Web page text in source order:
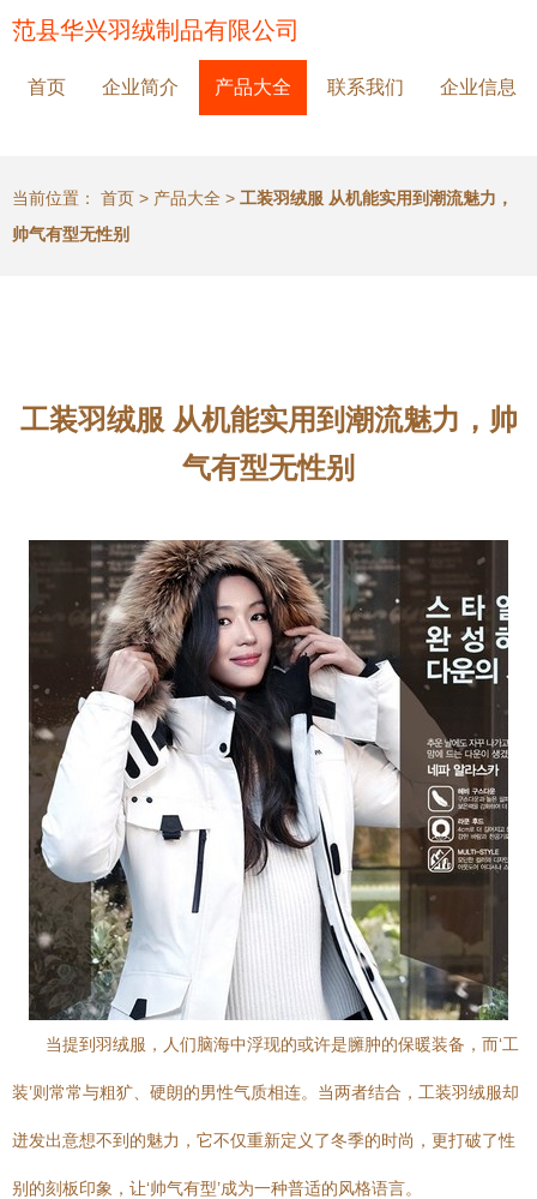
范县华兴羽绒制品有限公司
首页 企业简介 产品大全 联系我们 企业信息
当前位置： 首页 > 产品大全 > 工装羽绒服 从机能实用到潮流魅力，
帅气有型无性别
工装羽绒服 从机能实用到潮流魅力，帅
气有型无性别
当提到羽绒服，人们脑海中浮现的或许是臃肿的保暖装备，而‘工
装’则常常与粗犷、硬朗的男性气质相连。当两者结合，工装羽绒服却
迸发出意想不到的魅力，它不仅重新定义了冬季的时尚，更打破了性
别的刻板印象，让‘帅气有型’成为一种普适的风格语言。